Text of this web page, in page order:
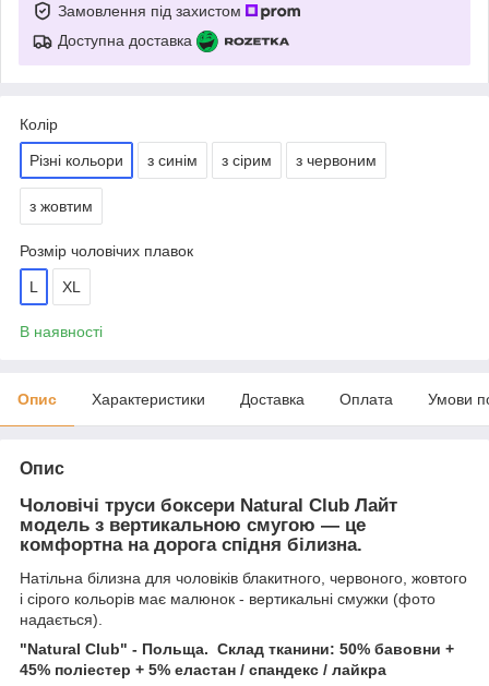
Замовлення під захистом
Доступна доставка
Колір
Різні кольори з синім з сірим з червоним
з жовтим
Розмір чоловічих плавок
L XL
В наявності
Опис Характеристики Доставка Оплата Умови
Опис
Чоловічі труси боксери Natural Club Лайт
модель з вертикальною смугою — це
комфортна на дорога спідня білизна.
Натільна білизна для чоловіків блакитного, червоного, жовтого
і сірого кольорів має малюнок - вертикальні смужки (фото
надається).
"Natural Club" - Польща. Склад тканини: 50% бавовни +
45% поліестер + 5% еластан / спандекс / лайкра